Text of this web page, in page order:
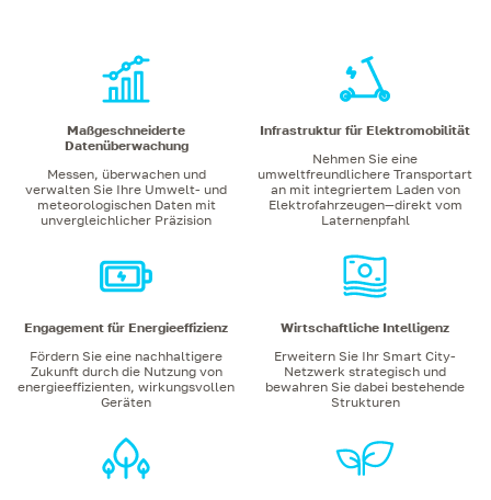
Maßgeschneiderte
Datenüberwachung
Messen, überwachen und
verwalten Sie Ihre Umwelt- und
meteorologischen Daten mit
unvergleichlicher Präzision
Infrastruktur für Elektromobilität
Nehmen Sie eine
umweltfreundlichere Transportart
an mit integriertem Laden von
Elektrofahrzeugen—direkt vom
Laternenpfahl
Engagement für Energieeffizienz
Fördern Sie eine nachhaltigere
Zukunft durch die Nutzung von
energieeffizienten, wirkungsvollen
Geräten
Wirtschaftliche Intelligenz
Erweitern Sie Ihr Smart City-
Netzwerk strategisch und
bewahren Sie dabei bestehende
Strukturen